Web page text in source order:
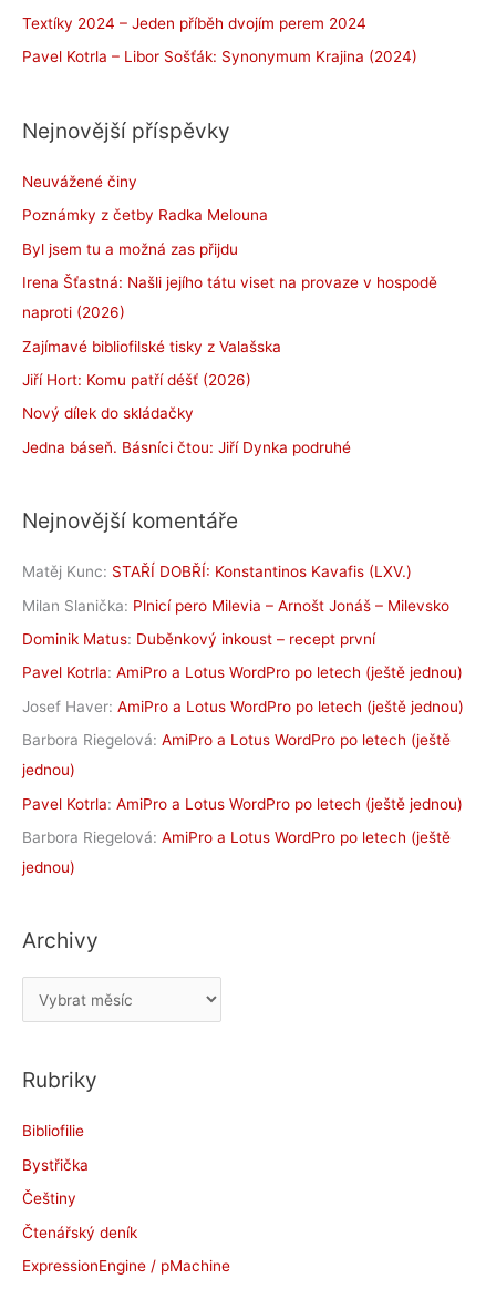
Textíky 2024 – Jeden příběh dvojím perem 2024
Pavel Kotrla – Libor Sošťák: Synonymum Krajina (2024)
Nejnovější příspěvky
Neuvážené činy
Poznámky z četby Radka Melouna
Byl jsem tu a možná zas přijdu
Irena Šťastná: Našli jejího tátu viset na provaze v hospodě
naproti (2026)
Zajímavé bibliofilské tisky z Valašska
Jiří Hort: Komu patří déšť (2026)
Nový dílek do skládačky
Jedna báseň. Básníci čtou: Jiří Dynka podruhé
Nejnovější komentáře
Matěj Kunc: STAŘÍ DOBŘÍ: Konstantinos Kavafis (LXV.)
Milan Slanička: Plnicí pero Milevia – Arnošt Jonáš – Milevsko
Dominik Matus: Duběnkový inkoust – recept první
Pavel Kotrla: AmiPro a Lotus WordPro po letech (ještě jednou)
Josef Haver: AmiPro a Lotus WordPro po letech (ještě jednou)
Barbora Riegelová: AmiPro a Lotus WordPro po letech (ještě
jednou)
Pavel Kotrla: AmiPro a Lotus WordPro po letech (ještě jednou)
Barbora Riegelová: AmiPro a Lotus WordPro po letech (ještě
jednou)
Archivy
r
h
v
y
Rubriky
Bibliofilie
Bystřička
Češtiny
Čtenářský deník
ExpressionEngine / pMachine